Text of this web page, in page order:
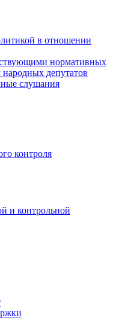
в отношении
нормативных
депутатов
слушания
контроля
и контрольной